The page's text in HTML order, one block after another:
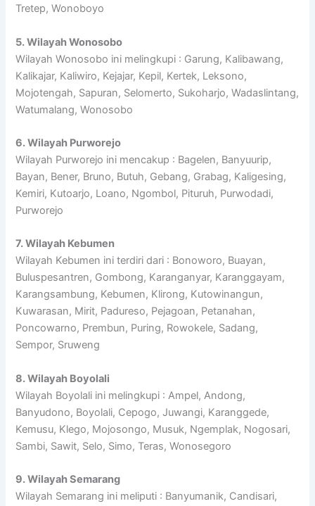
Tretep, Wonoboyo
5. Wilayah Wonosobo
Wilayah Wonosobo ini melingkupi : Garung, Kalibawang,
Kalikajar, Kaliwiro, Kejajar, Kepil, Kertek, Leksono,
Mojotengah, Sapuran, Selomerto, Sukoharjo, Wadaslintang,
Watumalang, Wonosobo
6. Wilayah Purworejo
Wilayah Purworejo ini mencakup : Bagelen, Banyuurip,
Bayan, Bener, Bruno, Butuh, Gebang, Grabag, Kaligesing,
Kemiri, Kutoarjo, Loano, Ngombol, Pituruh, Purwodadi,
Purworejo
7. Wilayah Kebumen
Wilayah Kebumen ini terdiri dari : Bonoworo, Buayan,
Buluspesantren, Gombong, Karanganyar, Karanggayam,
Karangsambung, Kebumen, Klirong, Kutowinangun,
Kuwarasan, Mirit, Padureso, Pejagoan, Petanahan,
Poncowarno, Prembun, Puring, Rowokele, Sadang,
Sempor, Sruweng
8. Wilayah Boyolali
Wilayah Boyolali ini melingkupi : Ampel, Andong,
Banyudono, Boyolali, Cepogo, Juwangi, Karanggede,
Kemusu, Klego, Mojosongo, Musuk, Ngemplak, Nogosari,
Sambi, Sawit, Selo, Simo, Teras, Wonosegoro
9. Wilayah Semarang
Wilayah Semarang ini meliputi : Banyumanik, Candisari,